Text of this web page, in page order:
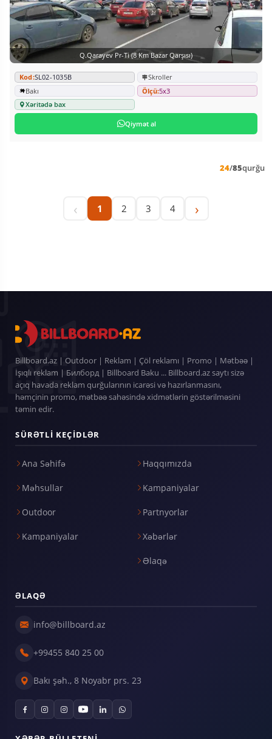
Q.Qarayev Pr-Ti (8 Km Bazar Qarşısı)
Kod:SL02-1035B
Skroller
Bakı
Ölçü:5x3
Xəritədə bax
Qiymət al
24/85qurğu
‹ 1 2 3 4 ›
Billboard.az | Outdoor | Reklam | Çöl reklamı | Promo | Mətbəə |
İşıqlı reklam | Билборд | Billboard Baku ... Billboard.az saytı sizə
açıq havada reklam qurğularının icarəsi və hazırlanmasını,
həmçinin promo, mətbəə sahəsində xidmətlərin göstərilməsini
təmin edir.
SÜRƏTLI KEÇIDLƏR
Ana Səhifə
Məhsullar
Outdoor
Kampaniyalar
Haqqımızda
Kampaniyalar
Partnyorlar
Xəbərlər
Əlaqə
ƏLAQƏ
info@billboard.az
+99455 840 25 00
Bakı şəh., 8 Noyabr prs. 23